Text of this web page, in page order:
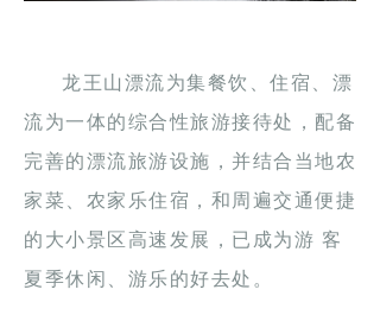
龙王山漂流为集餐饮、住宿、漂
流为一体的综合性旅游接待处，配备
完善的漂流旅游设施，并结合当地农
家菜、农家乐住宿，和周遍交通便捷
的大小景区高速发展，已成为游 客
夏季休闲、游乐的好去处。